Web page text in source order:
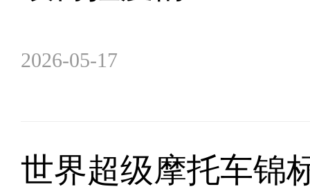
2026-05-17
世界超级摩托车锦